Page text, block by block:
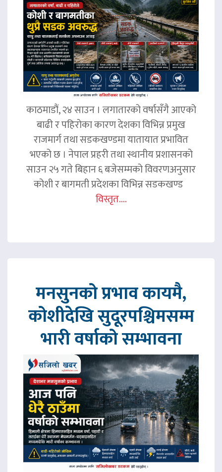
काठमाडौं, २४ साउन । लगातारको वर्षासँगै आएको
बाढी र पहिरोका कारण देशका विभिन्न प्रमुख
राजमार्ग तथा सडकखण्डमा यातायात प्रभावित
भएको छ । नेपाल प्रहरी तथा स्थानीय प्रशासनको
साउन २५ गते बिहान ६ बजेसम्मको विवरणअनुसार
कोशी र बागमती प्रदेशका विभिन्न सडकखण्ड
विस्तृत....
मनसुनको प्रभाव कायमै,
कोशीदेखि सुदूरपश्चिमसम्म
भारी वर्षाको सम्भावना